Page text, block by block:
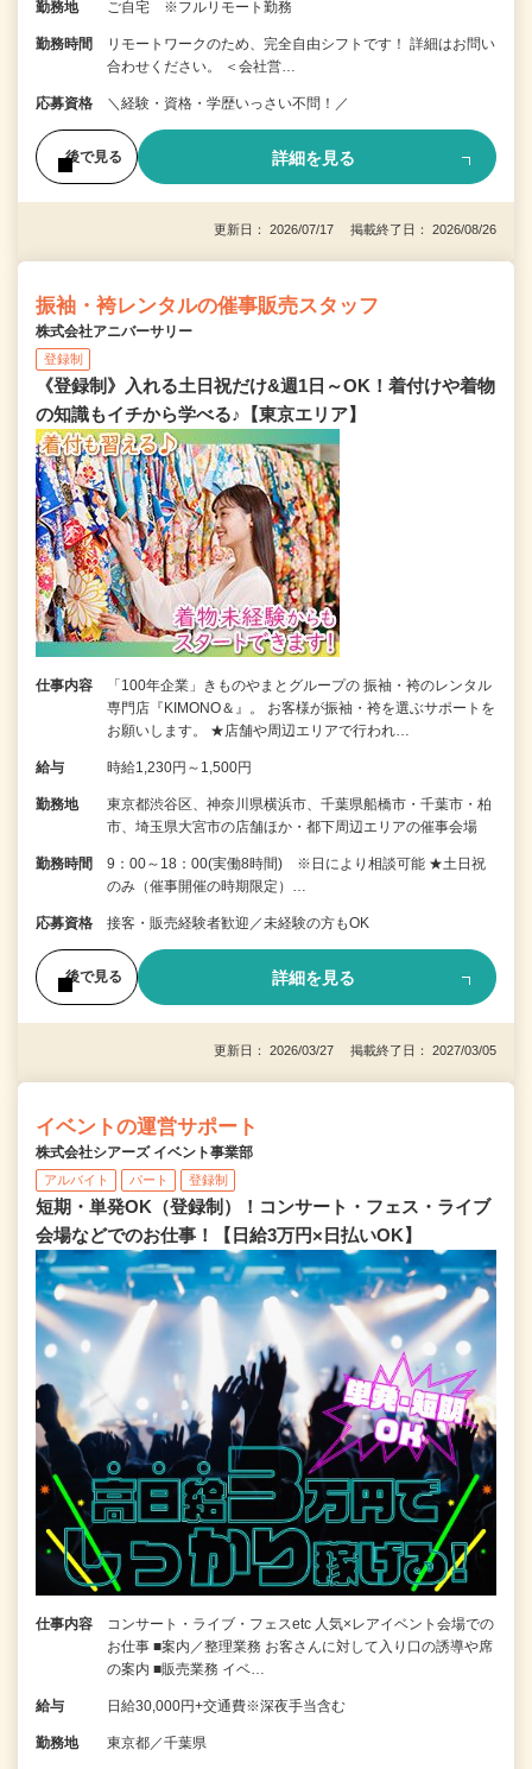
勤務地 ご自宅 ※フルリモート勤務
勤務時間
リモートワークのため、完全自由シフトです！ 詳細はお問い
合わせください。 ＜会社営…
応募資格 ＼経験・資格・学歴いっさい不問！／
後で見る 詳細を見る
更新日： 2026/07/17 掲載終了日： 2026/08/26
振袖・袴レンタルの催事販売スタッフ
株式会社アニバーサリー
登録制
《登録制》入れる土日祝だけ&週1日～OK！着付けや着物
の知識もイチから学べる♪【東京エリア】
仕事内容
「100年企業」きものやまとグループの 振袖・袴のレンタル
専門店『KIMONO＆』。 お客様が振袖・袴を選ぶサポートを
お願いします。 ★店舗や周辺エリアで行われ…
給与 時給1,230円～1,500円
勤務地
東京都渋谷区、神奈川県横浜市、千葉県船橋市・千葉市・柏
市、埼玉県大宮市の店舗ほか・都下周辺エリアの催事会場
勤務時間
9：00～18：00(実働8時間) ※日により相談可能 ★土日祝
のみ（催事開催の時期限定）…
応募資格 接客・販売経験者歓迎／未経験の方もOK
後で見る 詳細を見る
更新日： 2026/03/27 掲載終了日： 2027/03/05
イベントの運営サポート
株式会社シアーズ イベント事業部
アルバイト パート 登録制
短期・単発OK（登録制）！コンサート・フェス・ライブ
会場などでのお仕事！【日給3万円×日払いOK】
仕事内容
コンサート・ライブ・フェスetc 人気×レアイベント会場での
お仕事 ■案内／整理業務 お客さんに対して入り口の誘導や席
の案内 ■販売業務 イベ…
給与 日給30,000円+交通費※深夜手当含む
勤務地 東京都／千葉県